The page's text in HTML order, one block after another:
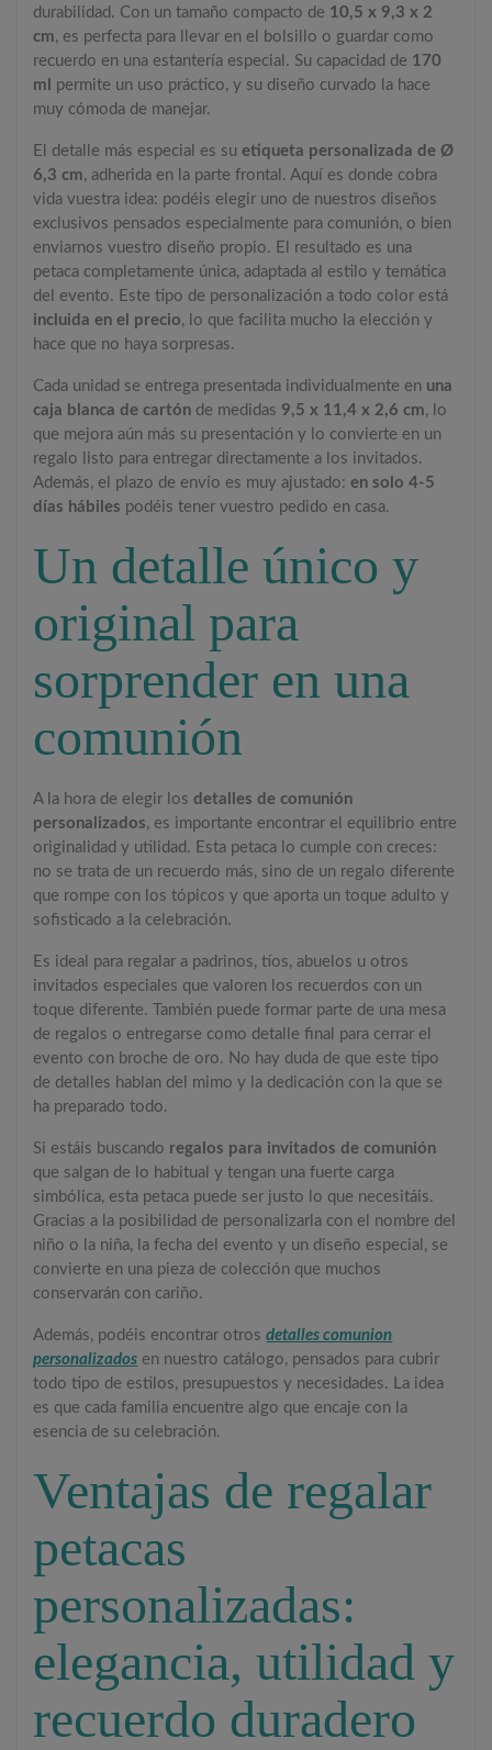
durabilidad. Con un tamaño compacto de 10,5 x 9,3 x 2
cm, es perfecta para llevar en el bolsillo o guardar como
recuerdo en una estantería especial. Su capacidad de 170
ml
permite un uso práctico, y su diseño curvado la hace
muy cómoda de manejar.
El detalle más especial es suetiqueta personalizada de Ø
6,3 cm, adherida en la parte frontal. Aquí es donde cobra
vida vuestra idea: podéis elegir uno de nuestros diseños
exclusivos pensados especialmente para comunión, o bien
enviarnos vuestro diseño propio. El resultado es una
petaca completamente única, adaptada al estilo y temática
del evento. Este tipo de personalización a todo color está
incluida en el precio, lo que facilita mucho la elección y
hace que no haya sorpresas.
Cada unidad se entrega presentada individualmente en una
caja blanca de cartón de medidas 9,5 x 11,4 x 2,6 cm, lo
que mejora aún más su presentación y lo convierte en un
regalo listo para entregar directamente a los invitados.
Además, el plazo de envío es muy ajustado:en solo 4-5
días hábiles podéis tener vuestro pedido en casa.
Un detalle único y
original para
sorprender en una
comunión
A la hora de elegir losdetalles de comunión
personalizados, es importante encontrar el equilibrio entre
originalidad y utilidad. Esta petaca lo cumple con creces:
no se trata de un recuerdo más, sino de un regalo diferente
que rompe con los tópicos y que aporta un toque adulto y
sofisticado a la celebración.
Es ideal para regalar a padrinos, tíos, abuelos u otros
invitados especiales que valoren los recuerdos con un
toque diferente. También puede formar parte de una mesa
de regalos o entregarse como detalle final para cerrar el
evento con broche de oro. No hay duda de que este tipo
de detalles hablan del mimo y la dedicación con la que se
ha preparado todo.
Si estáis buscando regalos para invitados de comunión
que salgan de lo habitual y tengan una fuerte carga
simbólica, esta petaca puede ser justo lo que necesitáis.
Gracias a la posibilidad de personalizarla con el nombre del
niño o la niña, la fecha del evento y un diseño especial, se
convierte en una pieza de colección que muchos
conservarán con cariño.
Además, podéis encontrar otrosdetalles comunion
personalizados en nuestro catálogo, pensados para cubrir
todo tipo de estilos, presupuestos y necesidades. La idea
es que cada familia encuentre algo que encaje con la
esencia de su celebración.
Ventajas de regalar
petacas
personalizadas:
elegancia, utilidad y
recuerdo duradero